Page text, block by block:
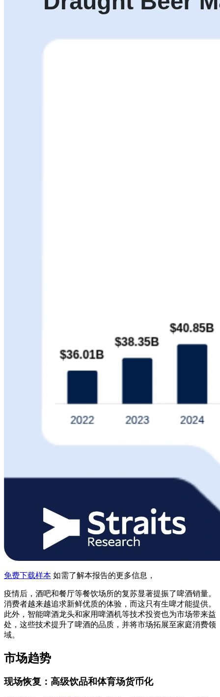
免费下载样本 如需了解本报告的更多信息，
疫情后，酒吧和餐厅等餐饮场所的复苏显著提振了啤酒销量。
消费者越来越追求新鲜优质的体验，而这只有生啤才能提供。
此外，智能啤酒龙头和家用啤酒机等技术投资也为市场带来益
处，这些技术提升了啤酒的品质，并将市场拓展至家庭消费领
域。
市场趋势
现场恢复：高级饮品和体育场货币化